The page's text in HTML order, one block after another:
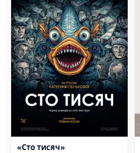
«Сто тисяч»